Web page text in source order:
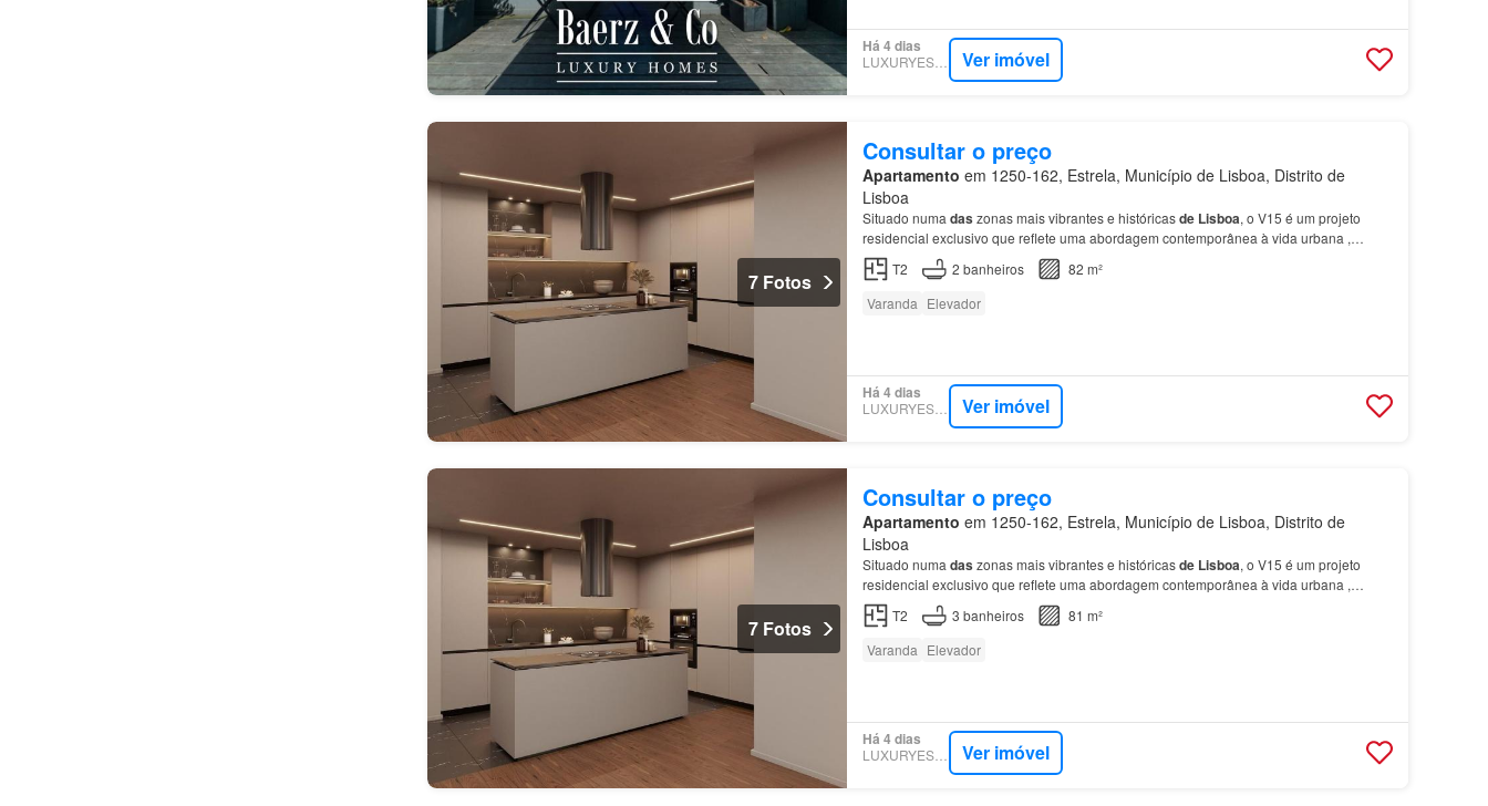
Há 4 dias
LUXURYESTATE Ver imóvel
7 Fotos
Consultar o preço
Apartamento em 1250-162, Estrela, Município de Lisboa, Distrito de
Lisboa
Situado numa das zonas mais vibrantes e históricasde Lisboa, o V15 é um projeto
residencial exclusivo que reflete uma abordagem contemporânea à vida urbana ,
mantendo a autenticidade
bairro
T2 2 banheiros
82 m²
Varanda Elevador
Há 4 dias
LUXURYESTATE Ver imóvel
7 Fotos
Consultar o preço
Apartamento em 1250-162, Estrela, Município de Lisboa, Distrito de
Lisboa
Situado numa das zonas mais vibrantes e históricasde Lisboa, o V15 é um projeto
residencial exclusivo que reflete uma abordagem contemporânea à vida urbana ,
mantendo a autenticidade
bairro
T2 3 banheiros
81 m²
Varanda Elevador
Há 4 dias
LUXURYESTATE Ver imóvel